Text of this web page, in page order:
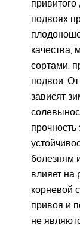
подвоях
качества,
сортами,
подвои.
зависят
прочность
болезням
влияет на
корневой
привоя и
не